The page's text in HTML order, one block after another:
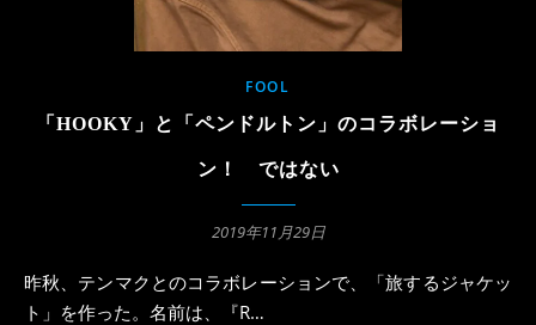
FOOL
「HOOKY」と「ペンドルトン」のコラボレーショ
ン！ ではない
2019年11月29日
昨秋、テンマクとのコラボレーションで、「旅するジャケッ
ト」を作った。名前は、『R…